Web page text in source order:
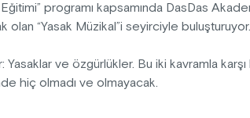
programı kapsamında DasDas
“Yasak Müzikal”i seyirciyle buluşturuyor.
Yasaklar ve özgürlükler. Bu iki kavramla karşı
hiç olmadı ve olmayacak.